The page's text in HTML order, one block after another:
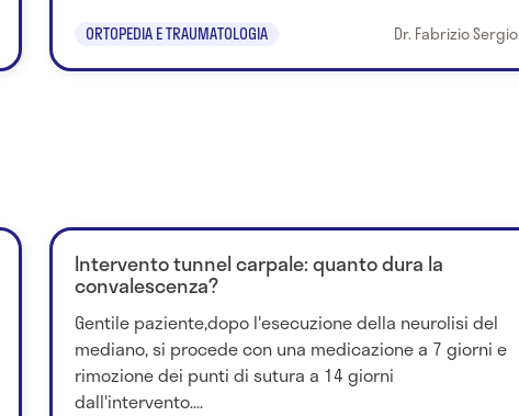
ORTOPEDIA E TRAUMATOLOGIA Dr. Fabrizio Sergio
Intervento tunnel carpale: quanto dura la
convalescenza?
Gentile paziente,dopo l'esecuzione della neurolisi del
mediano, si procede con una medicazione a 7 giorni e
rimozione dei punti di sutura a 14 giorni
dall'intervento....